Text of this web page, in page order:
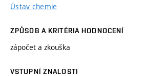
Ústav chemie
ZPŮSOB A KRITÉRIA HODNOCENÍ
zápočet a zkouška
VSTUPNÍ ZNALOSTI